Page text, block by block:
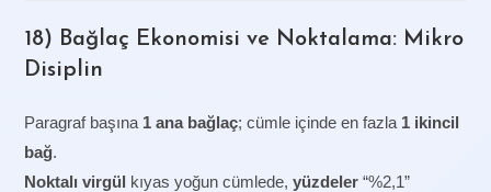
18) Bağlaç Ekonomisi ve Noktalama: Mikro
Disiplin
Paragraf başına 1 ana bağlaç; cümle içinde en fazla 1 ikincil
bağ.
Noktalı virgül kıyas yoğun cümlede,yüzdeler “%2,1”